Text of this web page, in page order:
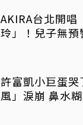
AKIRA台北開唱
玲」！兒子無預
許富凱小巨蛋
風」淚崩 鼻水